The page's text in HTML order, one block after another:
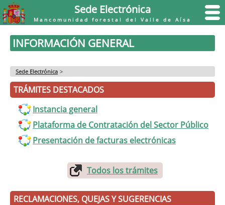
Sede Electrónica
Mancomunidad forestal del Valle de Aísa
INFORMACIÓN GENERAL
Sede Electrónica >
TRÁMITES DESTACADOS
Instancia general
Plataforma de Contratación del Sector Público
Presentación de facturas electrónicas
Todos los trámites
RECLAMACIONES, QUEJAS Y SUGERENCIAS